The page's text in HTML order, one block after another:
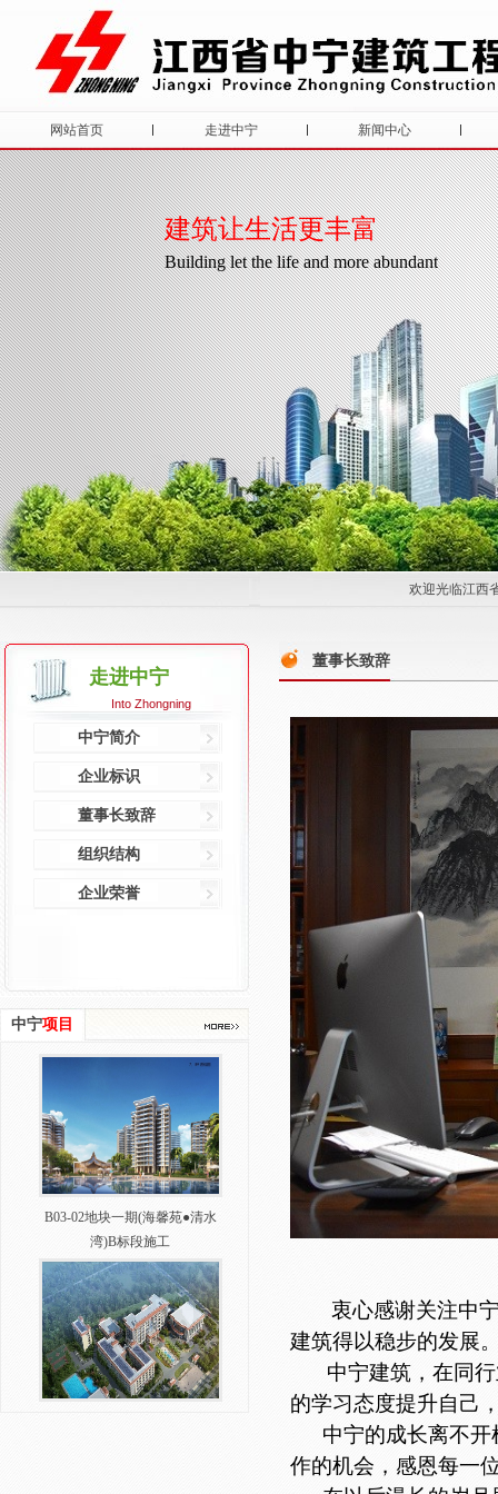
网站首页 走进中宁 新闻中心
建筑让生活更丰富
Building let the life and more abundant
欢迎光临江西
走进中宁
Into Zhongning
中宁简介
企业标识
董事长致辞
组织结构
企业荣誉
中宁项目
B03-02地块一期(海馨苑●清水
湾)B标段施工​
董事长致辞
衷心感谢关注中
建筑得以稳步的发展
中宁建筑，在同
的学习态度提升自己
中宁的成长离不
作的机会，感恩每一